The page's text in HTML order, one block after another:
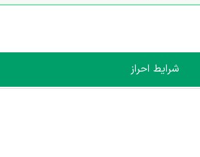
شرایط احراز